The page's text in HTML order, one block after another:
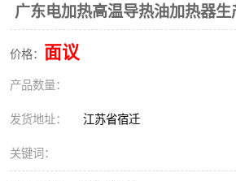
广东电加热高温导热油加热器生
价格： 面议
产品数量：
发货地址： 江苏省宿迁
关键词：